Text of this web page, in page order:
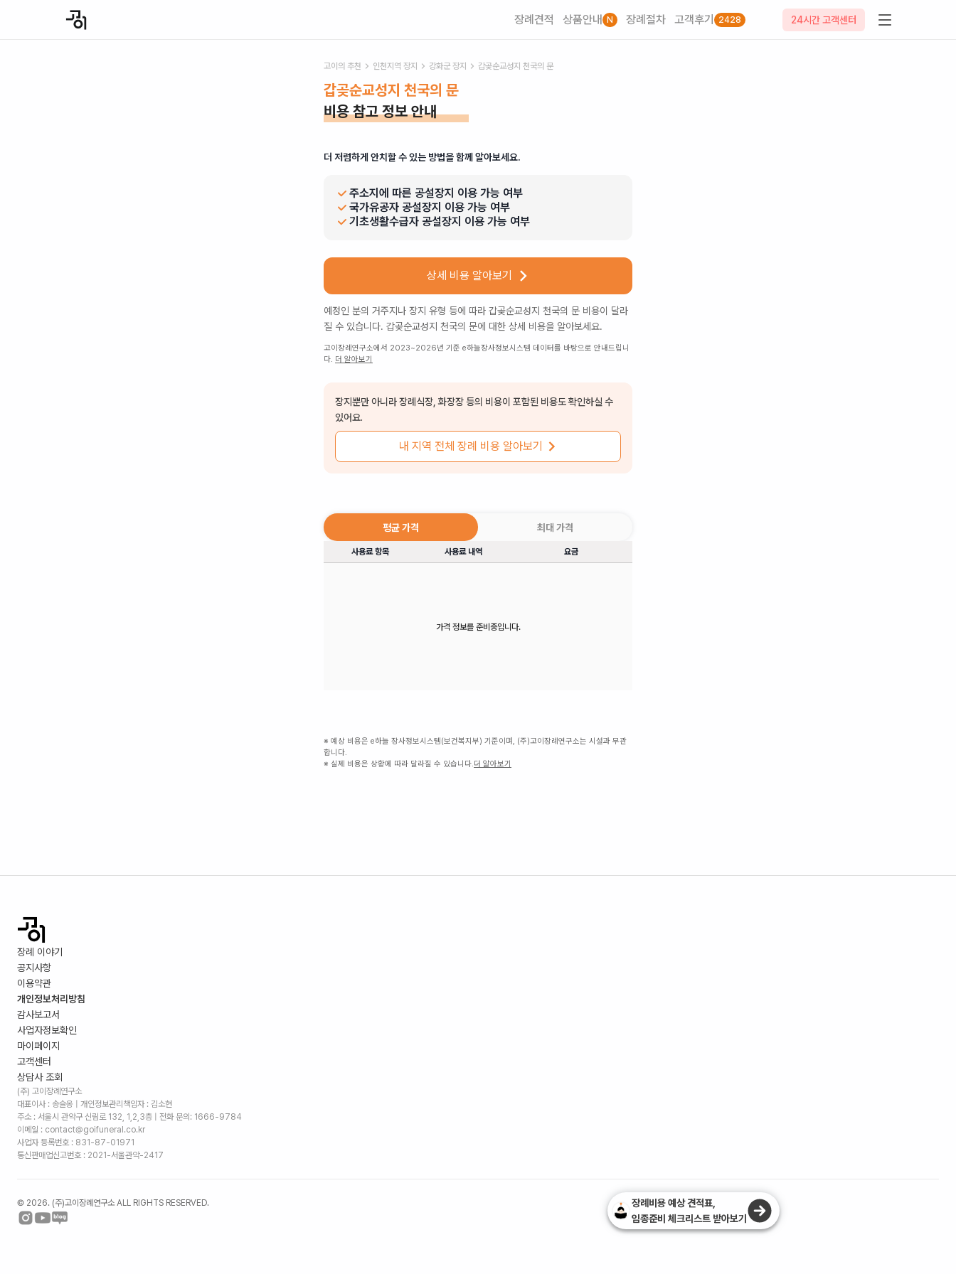
장례견적 상품안내 N 장례절차 고객후기 2428 24시간 고객센터
고이의 추천 인천지역 장지 강화군 장지 갑곶순교성지 천국의 문
갑곶순교성지 천국의 문
비용 참고 정보 안내
더 저렴하게 안치할 수 있는 방법을 함께 알아보세요.
주소지에 따른 공설장지 이용 가능 여부
국가유공자 공설장지 이용 가능 여부
기초생활수급자 공설장지 이용 가능 여부
상세 비용 알아보기
예정인 분의 거주지나 장지 유형 등에 따라 갑곶순교성지 천국의 문 비용이 달라
질 수 있습니다. 갑곶순교성지 천국의 문에 대한 상세 비용을 알아보세요.
고이장례연구소에서 2023~2026년 기준 e하늘장사정보시스템 데이터를 바탕으로 안내드립니
다. 더 알아보기
장지뿐만 아니라 장례식장, 화장장 등의 비용이 포함된 비용도 확인하실 수
있어요.
내 지역 전체 장례 비용 알아보기
평균 가격 최대 가격
사용료 항목 사용료 내역 요금
가격 정보를 준비중입니다.
※ 예상 비용은 e하늘 장사정보시스템(보건복지부) 기준이며, (주)고이장례연구소는 시설과 무관
합니다.
※ 실제 비용은 상황에 따라 달라질 수 있습니다.더 알아보기
장례 이야기
공지사항
이용약관
개인정보처리방침
감사보고서
사업자정보확인
마이페이지
고객센터
상담사 조회
(주) 고이장례연구소
대표이사 : 송슬옹 | 개인정보관리책임자 : 김소현
주소 : 서울시 관악구 신림로 132, 1,2,3층 | 전화 문의: 1666-9784
이메일 : contact@goifuneral.co.kr
사업자 등록번호 : 831-87-01971
통신판매업신고번호 : 2021-서울관악-2417
© 2026. (주)고이장례연구소 ALL RIGHTS RESERVED.
장례비용 예상 견적표,
임종준비 체크리스트 받아보기